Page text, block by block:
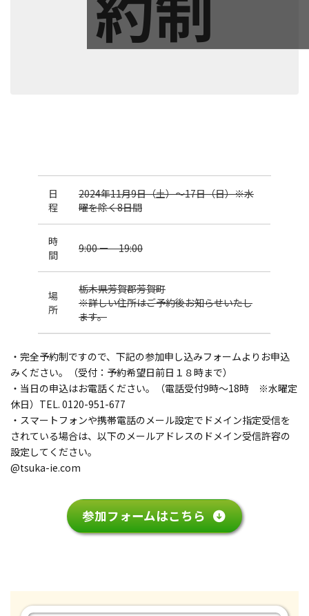
日
程
2024年11月9日（土）～17日（日）※水
曜を除く8日間
時
間
9:00 ー 19:00
場
所
栃木県芳賀郡芳賀町
※詳しい住所はご予約後お知らせいたし
ます。
・完全予約制ですので、下記の参加申し込みフォームよりお申込
みください。（受付：予約希望日前日１８時まで）
・当日の申込はお電話ください。（電話受付9時～18時 ※水曜定
休日）TEL. 0120-951-677
・スマートフォンや携帯電話のメール設定でドメイン指定受信を
されている場合は、以下のメールアドレスのドメイン受信許容の
設定してください。
@tsuka-ie.com
参加フォームはこちら